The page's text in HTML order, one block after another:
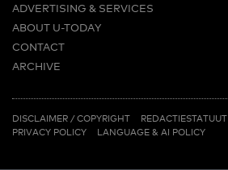
ADVERTISING & SERVICES
ABOUT U-TODAY
CONTACT
ARCHIVE
LINKS
DISCLAIMER / COPYRIGHT REDACTIESTATUUT
PRIVACY POLICY
LANGUAGE & AI POLICY